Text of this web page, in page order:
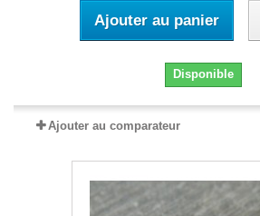
Ajouter au panier
Disponible
Ajouter au comparateur